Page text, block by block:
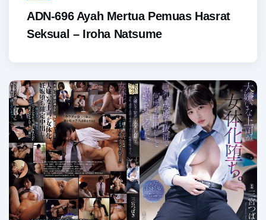
ADN-696 Ayah Mertua Pemuas Hasrat
Seksual – Iroha Natsume